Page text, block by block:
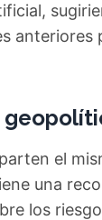
anteriores
el
una
los